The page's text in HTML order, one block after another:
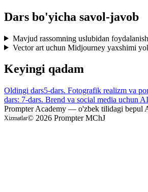
Dars bo'yicha savol-javob
Mavjud rassomning uslubidan
Vector art uchun Midjourney yaxshimi
Keyingi qadam
Oldingi dars5-dars. Fotografik realizm va
dars: 7-dars. Brend va social media uchun
Prompter Academy — o'zbek tilidagi bepul
Xizmatlar© 2026 Prompter MChJ